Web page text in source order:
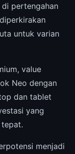
pertengahan
untuk varian
value
Neo dengan
dan tablet
yang
menjadi